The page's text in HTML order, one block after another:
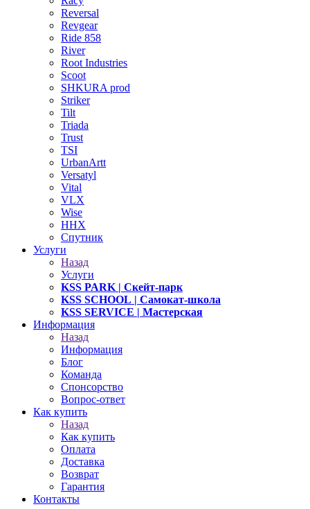
Reversal
Revgear
Ride 858
River
Root Industries
Scoot
SHKURA рrоd
Striker
Tilt
Triada
Trust
TSI
UrbanArtt
Versatyl
Vital
VLX
Wise
ННХ
Спутник
Услуги
Назад
Услуги
KSS PARK | Скейт-парк
KSS SCHOOL | Самокат-школа
KSS SERVICE | Мастерская
Информация
Назад
Информация
Блог
Команда
Спонсорство
Вопрос-ответ
Как купить
Назад
Как купить
Оплата
Доставка
Возврат
Гарантия
Контакты